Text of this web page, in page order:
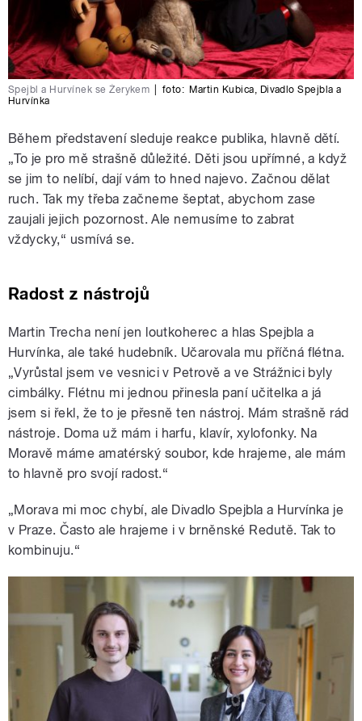
Spejbl a Hurvínek se Žerykem foto: Martin Kubica, Divadlo Spejbla a
Hurvínka
Během představení sleduje reakce publika, hlavně dětí.
„To je pro mě strašně důležité. Děti jsou upřímné, a když
se jim to nelíbí, dají vám to hned najevo. Začnou dělat
ruch. Tak my třeba začneme šeptat, abychom zase
zaujali jejich pozornost. Ale nemusíme to zabrat
vždycky,“ usmívá se.
Radost z nástrojů
Martin Trecha není jen loutkoherec a hlas Spejbla a
Hurvínka, ale také hudebník. Učarovala mu příčná flétna.
„Vyrůstal jsem ve vesnici v Petrově a ve Strážnici byly
cimbálky. Flétnu mi jednou přinesla paní učitelka a já
jsem si řekl, že to je přesně ten nástroj. Mám strašně rád
nástroje. Doma už mám i harfu, klavír, xylofonky. Na
Moravě máme amatérský soubor, kde hrajeme, ale mám
to hlavně pro svojí radost.“
„Morava mi moc chybí, ale Divadlo Spejbla a Hurvínka je
v Praze. Často ale hrajeme i v brněnské Redutě. Tak to
kombinuju.“